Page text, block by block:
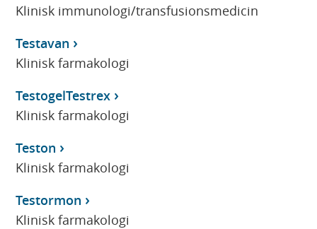
Klinisk immunologi/transfusionsmedicin
Testavan
Klinisk farmakologi
TestogelTestrex
Klinisk farmakologi
Teston
Klinisk farmakologi
Testormon
Klinisk farmakologi